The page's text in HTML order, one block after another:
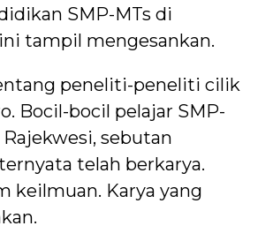
SMP-MTs di
tampil mengesankan.
peneliti-peneliti cilik
Bocil-bocil pelajar SMP-
sebutan
telah berkarya.
keilmuan. Karya yang